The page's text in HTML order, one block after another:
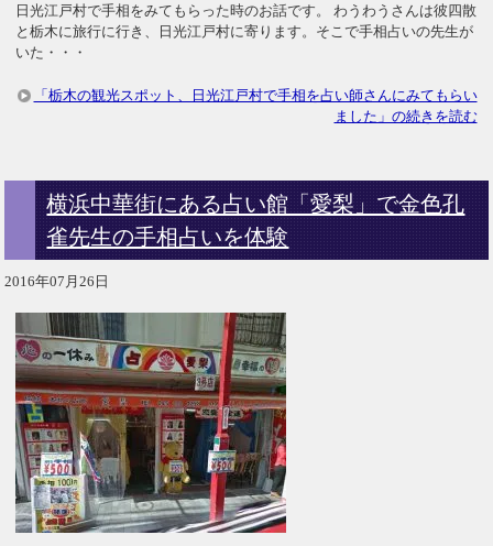
日光江戸村で手相をみてもらった時のお話です。 わうわうさんは彼四散
と栃木に旅行に行き、日光江戸村に寄ります。そこで手相占いの先生が
いた・・・
「栃木の観光スポット、日光江戸村で手相を占い師さんにみてもらい
ました」の続きを読む
横浜中華街にある占い館「愛梨」で金色孔
雀先生の手相占いを体験
2016年07月26日